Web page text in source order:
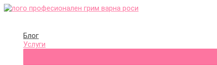
Skip
Блог
Услуги